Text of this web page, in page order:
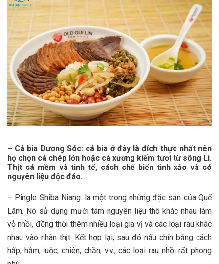
– Cá bia Dương Sóc: cá bia ở đây là đích thực nhất nên
họ chọn cá chép lớn hoặc cá xương kiếm tươi từ sông Li.
Thịt cá mềm và tinh tế, cách chế biến tinh xảo và có
nguyên liệu độc đáo.
– Pingle Shiba Niang: là một trong những đặc sản của Quế
Lâm. Nó sử dụng mười tám nguyên liệu thô khác nhau làm
vỏ nhồi, đồng thời thêm nhiều loại gia vị và các loại rau khác
nhau vào nhân thịt. Kết hợp lại, sau đó nấu chín bằng cách
hấp, hầm, luộc, chiên, chần, v.v., các loại rau nhồi rất phong